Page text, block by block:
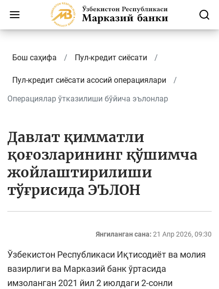
Бош саҳифа Пул-кредит сиёсати
Пул-кредит сиёсати асосий операциялари
Операциялар ўтказилиши бўйича эълонлар
Давлат қимматли
қоғозларининг қўшимча
жойлаштирилиши
тўғрисида ЭЪЛОН
Янгиланган сана: 21 Апр 2026, 09:30
Ўзбекистон Республикаси Иқтисодиёт ва молия
вазирлиги ва Марказий банк ўртасида
имзоланган 2021 йил 2 июлдаги 2-сонли